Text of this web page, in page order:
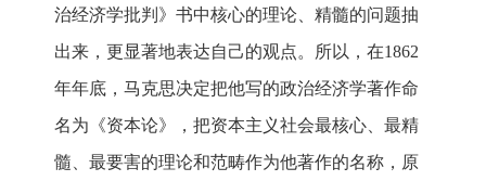
治经济学批判》书中核心的理论、精髓的问题抽
出来，更显著地表达自己的观点。所以，在1862
年年底，马克思决定把他写的政治经济学著作命
名为《资本论》，把资本主义社会最核心、最精
髓、最要害的理论和范畴作为他著作的名称，原